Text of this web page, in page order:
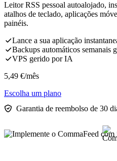
Leitor RSS pessoal autoalojado,
atalhos de teclado, aplicações
painéis.
Lance a sua aplicação
Backups automáticos semanais
VPS gerido por IA
5,49 €/mês
Escolha um plano
Garantia de reembolso de 30